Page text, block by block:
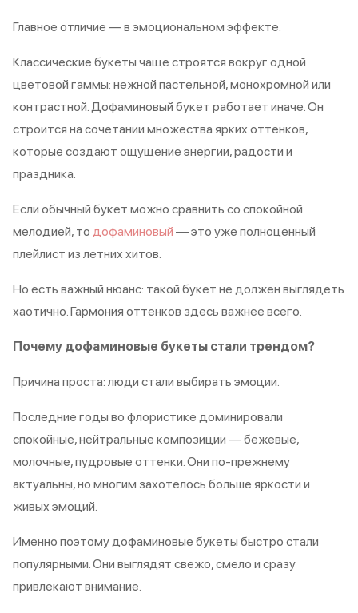
Главное отличие — в эмоциональном эффекте.
Классические букеты чаще строятся вокруг одной
цветовой гаммы: нежной пастельной, монохромной или
контрастной. Дофаминовый букет работает иначе. Он
строится на сочетании множества ярких оттенков,
которые создают ощущение энергии, радости и
праздника.
Если обычный букет можно сравнить со спокойной
мелодией, то дофаминовый — это уже полноценный
плейлист из летних хитов.
Но есть важный нюанс: такой букет не должен выглядеть
хаотично. Гармония оттенков здесь важнее всего.
Почему дофаминовые букеты стали трендом?
Причина проста: люди стали выбирать эмоции.
Последние годы во флористике доминировали
спокойные, нейтральные композиции — бежевые,
молочные, пудровые оттенки. Они по-прежнему
актуальны, но многим захотелось больше яркости и
живых эмоций.
Именно поэтому дофаминовые букеты быстро стали
популярными. Они выглядят свежо, смело и сразу
привлекают внимание.